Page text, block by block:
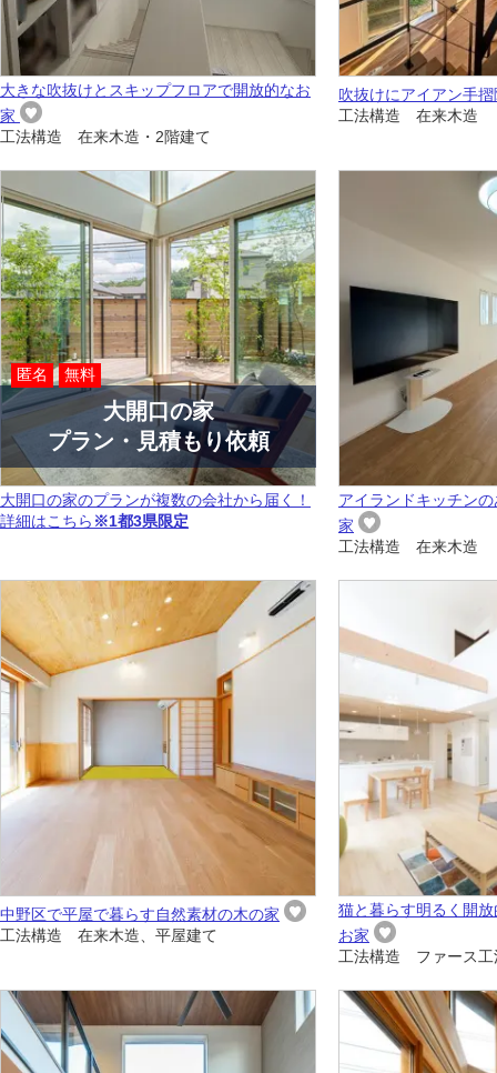
大きな吹抜けとスキップフロアで開放的なお
家
工法構造 在来木造・2階建て
吹抜けにアイアン手
工法構造 在来木造
匿名 無料
大開口の家
プラン・見積もり依頼
大開口の家のプランが複数の会社から届く！
詳細はこちら ※1都3県限定
アイランドキッチン
家
工法構造 在来木造
中野区で平屋で暮らす自然素材の木の家
工法構造 在来木造、平屋建て
猫と暮らす明るく開
お家
工法構造 ファース工